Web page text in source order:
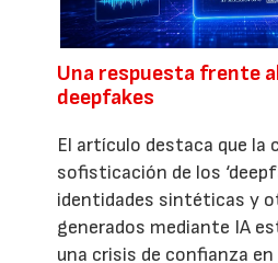
Una respuesta frente
deepfakes
El artículo destaca que la
sofisticación de los
identidades sintéticas y
generados mediante IA
una crisis de confianza